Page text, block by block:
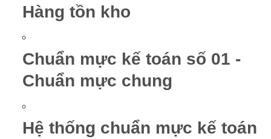
Hàng tồn kho
Chuẩn mực kế toán số 01 -
Chuẩn mực chung
Hệ thống chuẩn mực kế toán